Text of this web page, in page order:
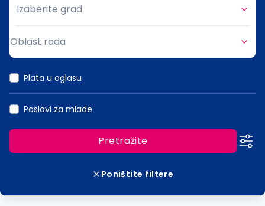
Grad
Izaberite grad
Oblast rada
Plata u oglasu
Poslovi za mlade
Pretražite
Poništite filtere